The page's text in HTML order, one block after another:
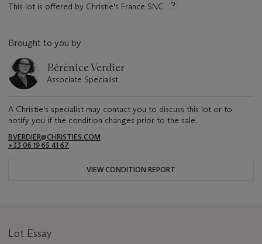
This lot is offered by Christie's France SNC
Brought to you by
Bérénice Verdier
Associate Specialist
A Christie's specialist may contact you to discuss this lot or to
notify you if the condition changes prior to the sale.
BVERDIER@CHRISTIES.COM
+33 06 19 65 41 67
VIEW CONDITION REPORT
Lot Essay